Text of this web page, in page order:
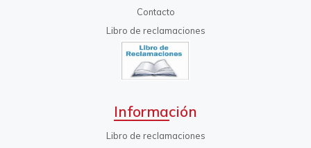
Contacto
Libro de reclamaciones
Información
Libro de reclamaciones